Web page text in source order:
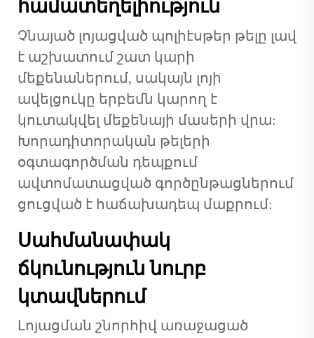
համատեղելիություն
Չնայած լոյացված պոլիէսթեր թելը լավ
է աշխատում շատ կարի
մեքենաներում, սակայն լոյի
ավելցուկը երբեմն կարող է
կուտակվել մեքենայի մասերի վրա:
Խորադիտորական թելերի
օգտագործման դեպքում
ավտոմատացված գործընթացներում
ցուցված է հաճախադեպ մաքրում:
Սահմանափակ
ճկունություն նուրբ
կտավներում
Լոյացման շնորհիվ առաջացած